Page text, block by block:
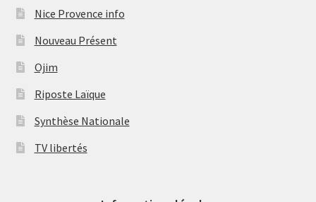
Nice Provence info
Nouveau Présent
Ojim
Riposte Laïque
Synthèse Nationale
TV libertés